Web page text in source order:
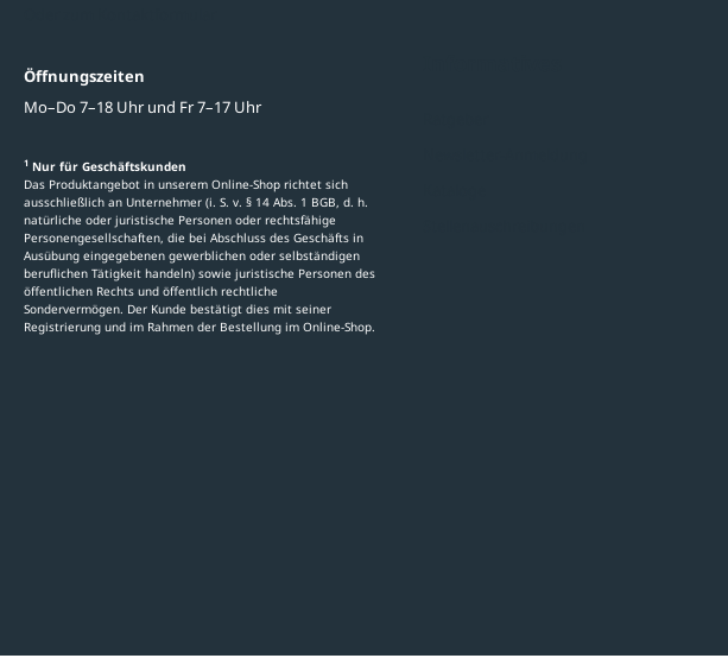
Öffnungszeiten
Mo–Do 7–18 Uhr und Fr 7–17 Uhr
1 Nur für Geschäftskunden
Das Produktangebot in unserem Online-Shop richtet sich
ausschließlich an Unternehmer (i. S. v. § 14 Abs. 1 BGB, d. h.
natürliche oder juristische Personen oder rechtsfähige
Personengesellschaften, die bei Abschluss des Geschäfts in
Ausübung eingegebenen gewerblichen oder selbständigen
beruflichen Tätigkeit handeln) sowie juristische Personen des
öffentlichen Rechts und öffentlich rechtliche
Sondervermögen. Der Kunde bestätigt dies mit seiner
Registrierung und im Rahmen der Bestellung im Online-Shop.